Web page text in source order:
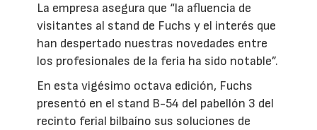
La empresa asegura que “la afluencia de
visitantes al stand de Fuchs y el interés que
han despertado nuestras novedades entre
los profesionales de la feria ha sido notable”.
En esta vigésimo octava edición, Fuchs
presentó en el stand B-54 del pabellón 3 del
recinto ferial bilbaíno sus soluciones de